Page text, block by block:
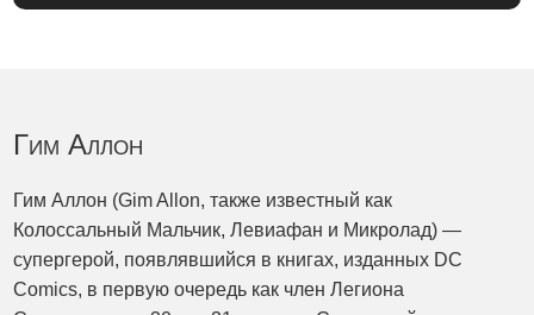
Гим Аллон
Гим Аллон (Gim Allon, также известный как
Колоссальный Мальчик, Левиафан и Микролад) —
супергерой, появлявшийся в книгах, изданных DC
Comics, в первую очередь как член Легиона